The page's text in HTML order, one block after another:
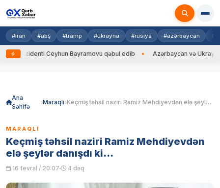
#iran #abş #tramp #ukrayna #rusiya #azərbaycan
Ceyhun Bayramovu qəbul edib Azərbaycan və Ukrayna XİN
Ana
Səhifə
Maraqlı Keçmiş təhsil naziri Ramiz Mehdiyevdən elə şeylər danışdı ki…
MARAQLI
Keçmiş təhsil naziri Ramiz Mehdiyevdən
elə şeylər danışdı ki…
16 fevral / 20:07 4 dəq